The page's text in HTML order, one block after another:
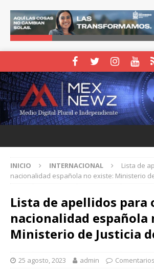
INICIO INTERNACIONAL
Lista de
nacionalidad española no existe: Ministerio
Lista de apellidos para
nacionalidad española
Ministerio de Justicia
25 agosto, 2023 admin